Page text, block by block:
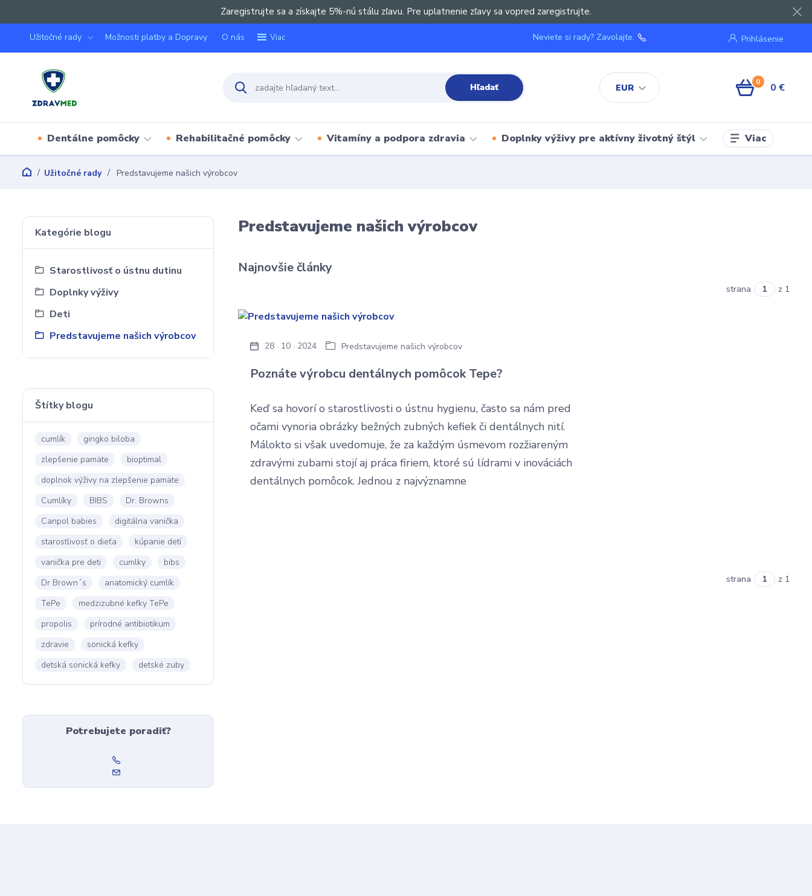
Zaregistrujte sa a získajte 5%-nú stálu zľavu. Pre uplatnenie zľavy sa vopred zaregistrujte.
Užitočné rady Možnosti platby a Dopravy O nás Viac
EUR
Prihlásenie
Hľadať
Neviete si rady? Zavolajte.
0 0 €
Dentálne pomôcky Rehabilitačné pomôcky Vitamíny a podpora zdravia Doplnky výživy pre aktívny životný štýl Viac
Užitočné rady Predstavujeme našich výrobcov
Kategórie blogu
Starostlivosť o ústnu dutinu
Doplnky výživy
Deti
Predstavujeme našich výrobcov
Štítky blogu
cumlík
gingko biloba
zlepšenie pamäte
bioptimal
doplnok výživy na zlepšenie pamäte
Cumlíky
BIBS
Dr. Browns
Canpol babies
digitálna vanička
starostlivosť o dieťa
kúpanie detí
vanička pre deti
cumlky
bibs
Dr Brown´s
anatomický cumlík
TePe
medzizubné kefky TePe
propolis
prírodné antibiotikum
zdravie
sonická kefky
detská sonická kefky
detské zuby
Potrebujete poradiť?
Predstavujeme našich výrobcov
Najnovšie články
strana z 1
Poznáte výrobcu dentálnych pomôcok Tepe?
28 10 2024 Predstavujeme našich výrobcov
Keď sa hovorí o starostlivosti o ústnu hygienu, často sa nám pred
očami vynoria obrázky bežných zubných kefiek či dentálnych nití.
Málokto si však uvedomuje, že za každým úsmevom rozžiareným
zdravými zubami stojí aj práca firiem, ktoré sú lídrami v inováciách
dentálnych pomôcok. Jednou z najvýznamne
strana z 1